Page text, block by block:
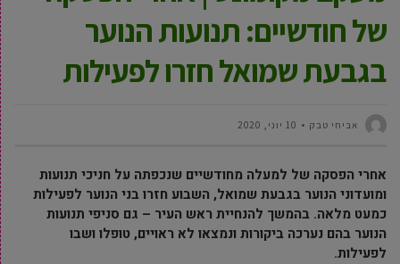
של חודשיים: תנועות הנוער
בגבעת שמואל חזרו לפעילות
אביחי טבק 10 יוני, 2020
אחרי הפסקה של למעלה מחודשיים שנכפתה על חניכי תנועות
ומועדוני הנוער בגבעת שמואל, השבוע חזרו בני הנוער לפעילות
כמעט מלאה. בהמשך להנחיית ראש העיר – גם סניפי תנועות
הנוער בהם נערכה ביקורות ונמצאו לא ראויים, טופלו ושבו
לפעילות.